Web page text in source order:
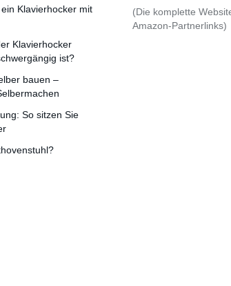
Klavierhocker mit
Klavierhocker
ist?
bauen –
So sitzen Sie
(Die komplette
Amazon-Partnerlinks)